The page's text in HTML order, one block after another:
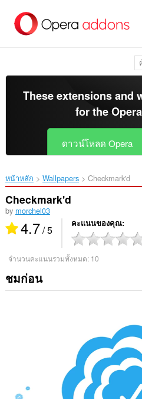
These extensions and
for the
ดาวน์โหลด Opera
หน้าหลัก Wallpapers Checkmark'd‎
Checkmark'd
by morchel03
4.7/ 5 คะแนนของคุณ
จำนวนคะแนนรวมทั้งหมด: 10
ชมก่อน